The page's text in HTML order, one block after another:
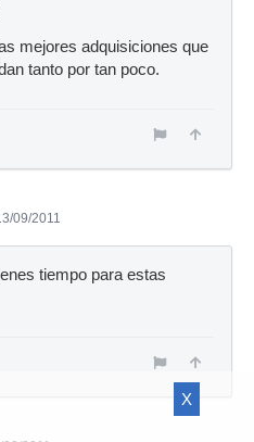
mejores adquisiciones que
tanto por tan poco.
09/2011
tiempo para estas
X